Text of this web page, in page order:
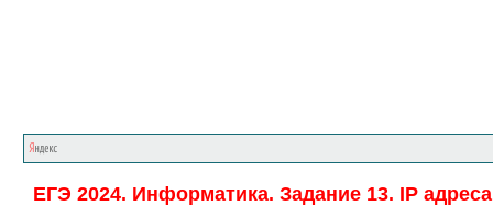
ЕГЭ 2024. Информатика. Задание 13. IP